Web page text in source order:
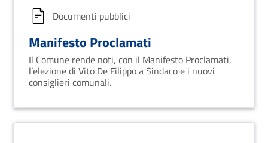
Documenti pubblici
Manifesto Proclamati
Il Comune rende noti, con il Manifesto Proclamati,
l’elezione di Vito De Filippo a Sindaco e i nuovi
consiglieri comunali.